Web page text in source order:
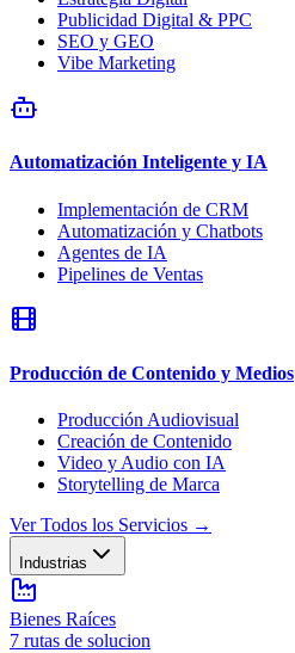
Publicidad Digital & PPC
SEO y GEO
Vibe Marketing
Automatización Inteligente y IA
Implementación de CRM
Automatización y Chatbots
Agentes de IA
Pipelines de Ventas
Producción de Contenido y Medios
Producción Audiovisual
Creación de Contenido
Video y Audio con IA
Storytelling de Marca
Ver Todos los Servicios →
Industrias
Bienes Raíces
7 rutas de solucion